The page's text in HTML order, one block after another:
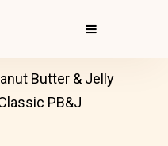
Butter & Jelly
PB&J